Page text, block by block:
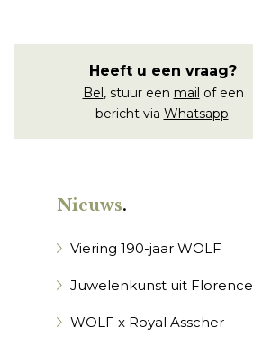
Heeft u een vraag?
Bel, stuur een mail of een
bericht via Whatsapp.
Nieuws.
Viering 190-jaar WOLF
Juwelenkunst uit Florence
WOLF x Royal Asscher